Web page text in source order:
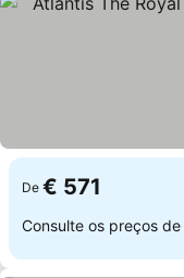
De € 571
Consulte os preços de